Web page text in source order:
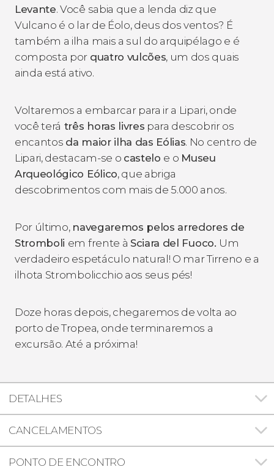
Levante. Você sabia que a lenda diz que
Vulcano é o lar de Éolo, deus dos ventos? É
também a ilha mais a sul do arquipélago e é
composta por quatro vulcões, um dos quais
ainda está ativo.
Voltaremos a embarcar para ir a Lipari, onde
você terá três horas livres para descobrir os
encantos da maior ilha das Eólias. No centro de
Lipari, destacam-se o castelo e o Museu
Arqueológico Eólico, que abriga
descobrimentos com mais de 5.000 anos.
Por último, navegaremos pelos arredores de
Stromboli em frente à Sciara del Fuoco. Um
verdadeiro espetáculo natural! O mar Tirreno e a
ilhota Strombolicchio aos seus pés!
Doze horas depois, chegaremos de volta ao
porto de Tropea, onde terminaremos a
excursão. Até a próxima!
DETALHES
CANCELAMENTOS
PONTO DE ENCONTRO